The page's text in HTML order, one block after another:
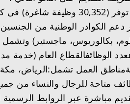
أعلنت المنصة الوطنية الموحدة
الكوادر الوطنية من
بكالوريوس، ماجستير) وتشمل
163 وظيفةالقطاع الخاص🔹 30,030
متاحة للرجال والنساء
مباشرة عبر الروابط الرسمية